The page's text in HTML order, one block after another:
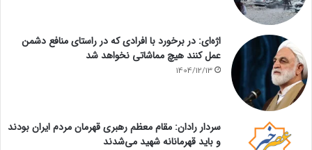
اژه‌ای: در برخورد با افرادی که در راستای منافع دشمن
عمل کنند هیچ مماشاتی نخواهد شد
1404/12/13
سردار رادان: مقام معظم رهبری قهرمان مردم ایران بودند
و باید قهرمانانه شهید می‌شدند